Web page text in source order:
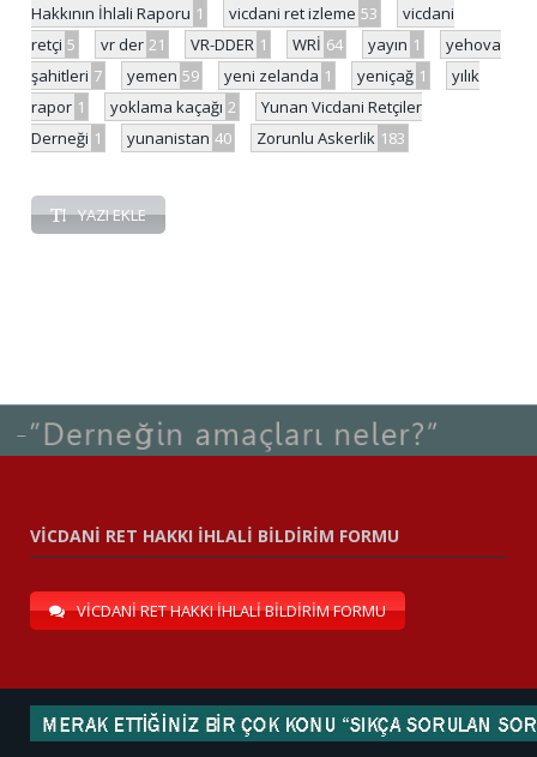
Hakkının İhlali Raporu 1 vicdani ret izleme 53
vicdani
retçi 5 vr der 21 VR-DDER 1 WRİ 64 yayın 1
yehova
şahitleri 7 yemen 59 yeni zelanda 1 yeniçağ 1
yılık
rapor 1 yoklama kaçağı 2
Yunan Vicdani Retçiler
Derneği 1 yunanistan 40 Zorunlu Askerlik 183
YAZI EKLE
VİCDANİ RET HAKKI İHLALİ BİLDİRİM FORMU
VİCDANİ RET HAKKI İHLALİ BİLDİRİM FORMU